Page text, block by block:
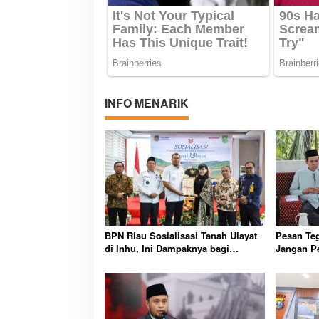
INFO MENARIK
BPN Riau Sosialisasi Tanah Ulayat
di Inhu, Ini Dampaknya bagi
Pesan
Jangan